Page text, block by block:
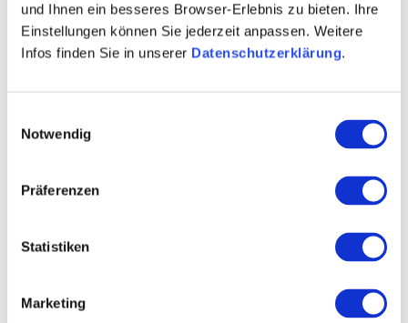
und Ihnen ein besseres Browser-Erlebnis zu bieten. Ihre
Einstellungen können Sie jederzeit anpassen. Weitere
Infos finden Sie in unserer Datenschutzerklärung.
Notwendig
Präferenzen
Statistiken
Marketing
Locatie
Zoek hosts